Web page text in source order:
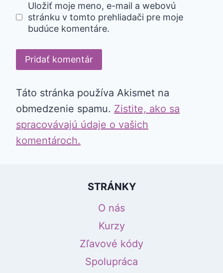
Uložiť moje meno, e-mail a webovú
stránku v tomto prehliadači pre moje
budúce komentáre.
Táto stránka používa Akismet na
obmedzenie spamu. Zistite, ako sa
spracovávajú údaje o vašich
komentároch.
STRÁNKY
O nás
Kurzy
Zľavové kódy
Spolupráca